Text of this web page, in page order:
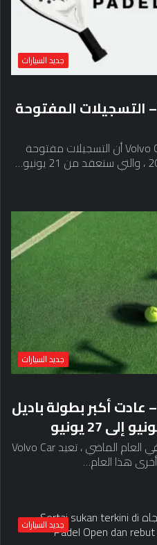
جديد السيارات
Volvo Padel Open 2025 – التسجيلات المفتوحة
أعلنت شركة Volvo Car Malaysia (VCM) أن التسجيلات مفتوحة
جديد السيارات
Volvo Padel Open 2025 – عادت أكبر بطولة باديل
بعد نزهة افتتاحية ناجحة للغاية في العام الماضي ، تعيد Volvo Car
جديد السيارات